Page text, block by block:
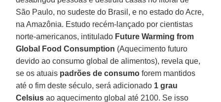
São Paulo, no sudeste do Brasil, e no estado do Acre,
na Amazônia. Estudo recém-lançado por cientistas
norte-americanos, intitulado Future Warming from
Global Food Consumption (Aquecimento futuro
devido ao consumo global de alimentos), revela que,
se os atuais padrões de consumo forem mantidos
até o fim deste século, será adicionado 1 grau
Celsius ao aquecimento global até 2100. Se isso